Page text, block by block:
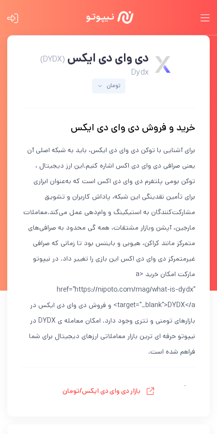
دی وای دی ایکس (DYDX)
Dydx
تومان
خرید و فروش دی وای دی ایکس
برای آشنایی با توکن دی وای دی ایکس، باید به شبکه اصلی آن
یعنی صرافی دی وای دی اکس اشاره کنیم.این ارز دیجیتال ،
توکن بومی پلتفرم دی وای دی اکس است که به‌عنوان ابزاری
برای تأمین نقدینگی این شبکه، پاداش کاربران و تشویق
مشارکت‌کنندگان به استیکینگ و وام‌دهی عمل می‌کند.معاملات
مارجین، آپشن وبازار مشتقات، همه گی محدود به صرافی‌های
متمرکز مانند کراکن، هیوبی و بایننس بود تا زمانی که صرافی
غیرمتمرکز دی وای دی اکس این بازی را تغییر داد. در نیپوتو
مارکت امکان خرید <a
href="https://nipoto.com/mag/what-is-dydx"
target="_blank">DYDX</a> و فروش دی وای دی ایکس در
بازارهای تومنی و تتری وجود دارد. امکان معامله ی DYDX در
نیپوتو حرفه ای ترین بازار معاملاتی ارزهای دیجیتال برای شما
فراهم شده است.
بازار دی وای دی ایکس/تومان